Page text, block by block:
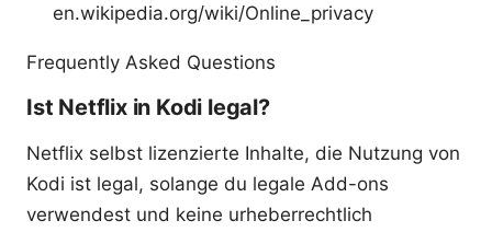
en.wikipedia.org/wiki/Online_privacy
Frequently Asked Questions
Ist Netflix in Kodi legal?
Netflix selbst lizenzierte Inhalte, die Nutzung von
Kodi ist legal, solange du legale Add-ons
verwendest und keine urheberrechtlich